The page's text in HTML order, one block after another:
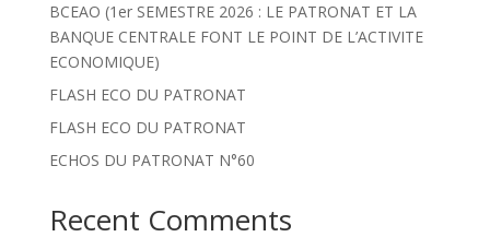
BCEAO (1er SEMESTRE 2026 : LE PATRONAT ET LA
BANQUE CENTRALE FONT LE POINT DE L’ACTIVITE
ECONOMIQUE)
FLASH ECO DU PATRONAT
FLASH ECO DU PATRONAT
ECHOS DU PATRONAT N°60
Recent Comments